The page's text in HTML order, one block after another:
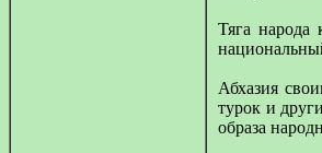
Тяга народа
Абхазия
турок и
образа